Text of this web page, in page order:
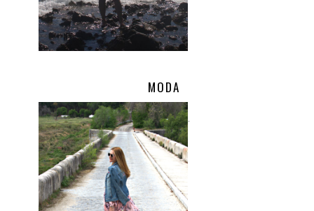
MODA
.